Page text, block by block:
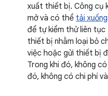
xuất thiết bị. Công cụ
mở và có thể tải xuống
để tự kiểm thử liên
thiết bị nhằm loại bỏ
việc hoặc gửi thiết bị
Trong khi đó, không
đó, không có chi phí